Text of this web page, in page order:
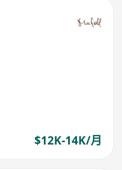
$12K-14K/月